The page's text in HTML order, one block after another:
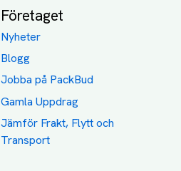
Företaget
Nyheter
Blogg
Jobba på PackBud
Gamla Uppdrag
Jämför Frakt, Flytt och
Transport